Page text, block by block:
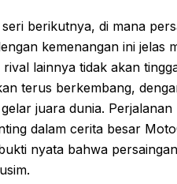
berikutnya, di mana
kemenangan ini jelas
lainnya tidak akan
terus berkembang,
juara dunia. Perjalanan
dalam cerita besar
nyata bahwa